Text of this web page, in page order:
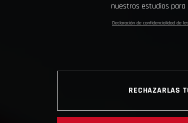
nuestros estudios para
Declaración de confidencialidad de
RECHAZARLAS